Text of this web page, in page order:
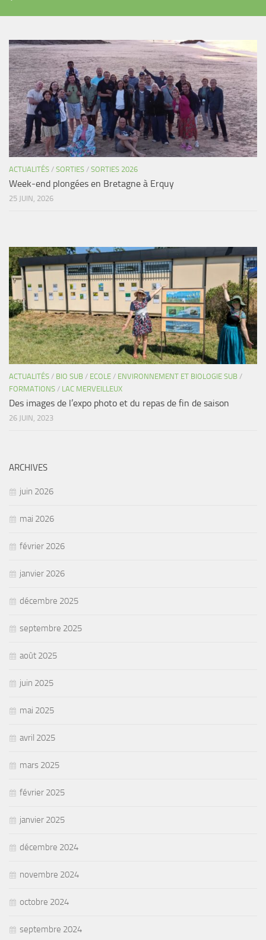
ACTUALITÉS / SORTIES / SORTIES 2026
Week-end plongées en Bretagne à Erquy
25 JUIN, 2026
ACTUALITÉS / BIO SUB / ECOLE / ENVIRONNEMENT ET BIOLOGIE SUB /
FORMATIONS / LAC MERVEILLEUX
Des images de l’expo photo et du repas de fin de saison
26 JUIN, 2023
ARCHIVES
juin 2026
mai 2026
février 2026
janvier 2026
décembre 2025
septembre 2025
août 2025
juin 2025
mai 2025
avril 2025
mars 2025
février 2025
janvier 2025
décembre 2024
novembre 2024
octobre 2024
septembre 2024